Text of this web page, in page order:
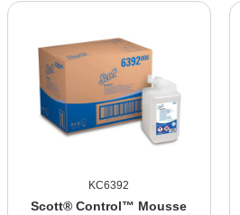
KC6392
Scott® Control™ Mousse